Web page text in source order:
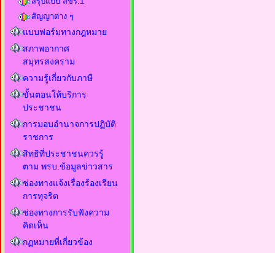
สัญญาต่าง ๆ
แบบฟอร์มทางกฎหมาย
สภาพอากาศ
สมุทรสงคราม
ความรู้เกี่ยวกับภาษี
ขั้นตอนให้บริการ
ประชาชน
การมอบอำนาจการปฏิบัติ
ราชการ
สิทธิที่ประชาชนควรรู้
ตาม พรบ.ข้อมูลข่าวสาร
ช่องทางแจ้งเรื่องร้องเรียน
การทุจริต
ช่องทางการรับฟังความ
คิดเห็น
กฏหมายที่เกี่ยวข้อง